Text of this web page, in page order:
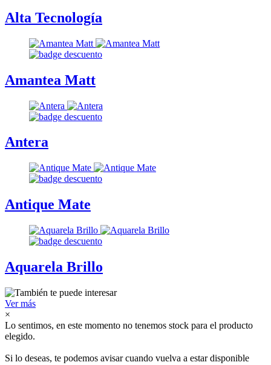
Alta Tecnología
Amantea Matt
Antera
Antique Mate
Aquarela Brillo
Ver más
×
Lo sentimos, en este momento no tenemos stock para el producto
elegido.
Si lo deseas, te podemos avisar cuando vuelva a estar disponible